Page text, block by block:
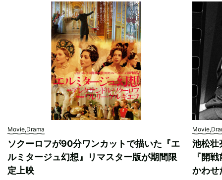
Movie,Drama
ソクーロフが90分ワンカットで描いた『エ
ルミタージュ幻想』リマスター版が期間限
定上映
池松壮
『開
かわせ